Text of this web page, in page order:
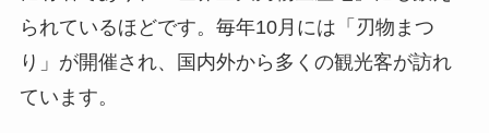
られているほどです。毎年10月には「刃物まつ
り」が開催され、国内外から多くの観光客が訪れ
ています。